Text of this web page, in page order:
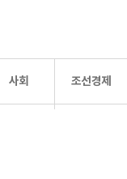
사회 조선경제